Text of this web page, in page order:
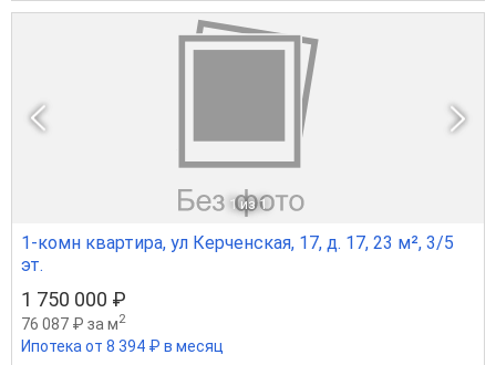
1 из 1
1-комн квартира, ул Керченская, 17, д. 17, 23 м², 3/5
эт.
1 750 000 ₽
76 087 ₽ за м2
Ипотека от 8 394 ₽ в месяц